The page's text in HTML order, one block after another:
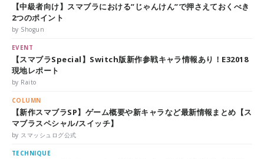
【中級者向け】スマブラにおける”じゃんけん”で押さえておくべき
2つのポイント
by Shogun
EVENT
【スマブラSpecial】Switch版新作参戦キャラ情報あり！E32018
現地レポート
by Raito
COLUMN
【新作スマブラSP】ゲーム概要や新キャラなど最新情報まとめ【ス
マブラスペシャル/スイッチ】
by スマッシュログ公式
TECHNIQUE